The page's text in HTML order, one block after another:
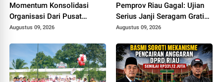
Momentum Konsolidasi
Organisasi Dari Pusat
Sampai ke Daerah
Augustus 09, 2026
Pemprov Riau Gagal: Ujian
Serius Janji Seragam Gratis
di Bumi Lancang Kuning
Augustus 09, 2026